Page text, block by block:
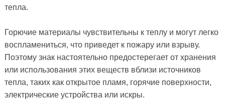
тепла.
Горючие материалы чувствительны к теплу и могут легко
воспламениться, что приведет к пожару или взрыву.
Поэтому знак настоятельно предостерегает от хранения
или использования этих веществ вблизи источников
тепла, таких как открытое пламя, горячие поверхности,
электрические устройства или искры.